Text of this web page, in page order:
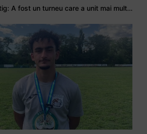
Stejarul Iulian Hartig: A fost un turneu care a unit mai mult echipa